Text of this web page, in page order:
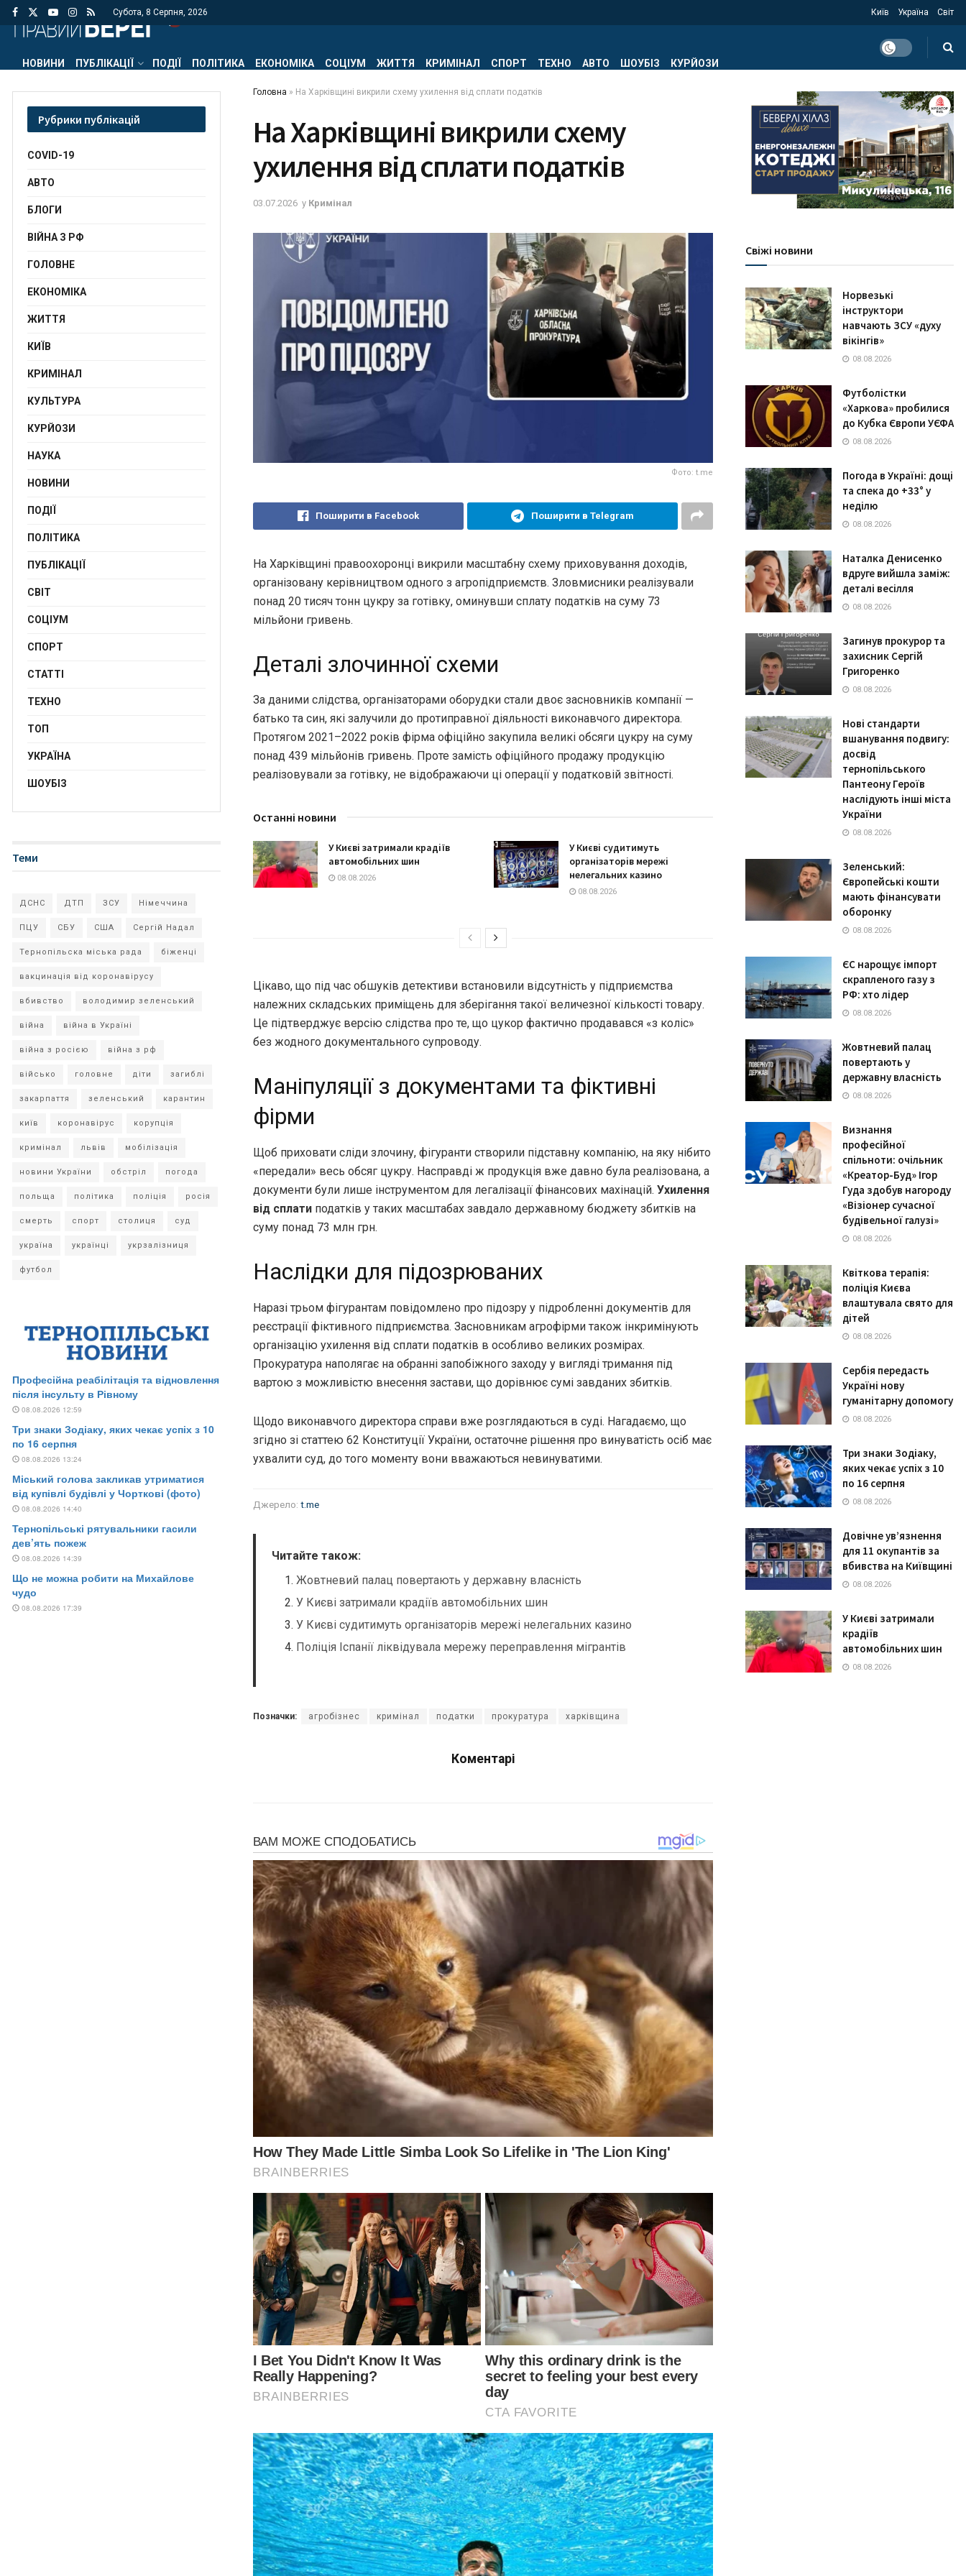
Субота, 8 Серпня, 2026 Київ Україна Світ
НОВИНИ ПУБЛІКАЦІЇ ПОДІЇ ПОЛІТИКА ЕКОНОМІКА СОЦІУМ ЖИТТЯ КРИМІНАЛ СПОРТ ТЕХНО АВТО ШОУБІЗ КУРЙОЗИ
Головна » На Харківщині викрили схему ухилення від сплати податків
На Харківщині викрили схему
ухилення від сплати податків
03.07.2026 у Кримінал
Фото: t.me
Поширити в Facebook Поширити в Telegram
На Харківщині правоохоронці викрили масштабну схему приховування доходів,
організовану керівництвом одного з агропідприємств. Зловмисники реалізували
понад 20 тисяч тонн цукру за готівку, оминувши сплату податків на суму 73
мільйони гривень.
Деталі злочинної схеми
За даними слідства, організаторами оборудки стали двоє засновників компанії —
батько та син, які залучили до протиправної діяльності виконавчого директора.
Протягом 2021–2022 років фірма офіційно закупила великі обсяги цукру на суму
понад 439 мільйонів гривень. Проте замість офіційного продажу продукцію
реалізовували за готівку, не відображаючи ці операції у податковій звітності.
Останні новини
У Києві затримали крадіїв
автомобільних шин
08.08.2026
У Києві судитимуть
організаторів мережі
нелегальних казино
08.08.2026
Цікаво, що під час обшуків детективи встановили відсутність у підприємства
належних складських приміщень для зберігання такої величезної кількості товару.
Це підтверджує версію слідства про те, що цукор фактично продавався «з коліс»
без жодного документального супроводу.
Маніпуляції з документами та фіктивні
фірми
Щоб приховати сліди злочину, фігуранти створили підставну компанію, на яку нібито
«передали» весь обсяг цукру. Насправді ж продукція вже давно була реалізована, а
документи були лише інструментом для легалізації фінансових махінацій. Ухилення
від сплати податків у таких масштабах завдало державному бюджету збитків на
суму понад 73 млн грн.
Наслідки для підозрюваних
Наразі трьом фігурантам повідомлено про підозру у підробленні документів для
реєстрації фіктивного підприємства. Засновникам агрофірми також інкримінують
організацію ухилення від сплати податків в особливо великих розмірах.
Прокуратура наполягає на обранні запобіжного заходу у вигляді тримання під
вартою з можливістю внесення застави, що дорівнює сумі завданих збитків.
Щодо виконавчого директора справи вже розглядаються в суді. Нагадаємо, що
згідно зі статтею 62 Конституції України, остаточне рішення про винуватість осіб має
ухвалити суд, до того моменту вони вважаються невинуватими.
Джерело: t.me
Читайте також:
Жовтневий палац повертають у державну власність
У Києві затримали крадіїв автомобільних шин
У Києві судитимуть організаторів мережі нелегальних казино
Поліція Іспанії ліквідувала мережу переправлення мігрантів
Позначки: агробізнес кримінал податки прокуратура харківщина
Коментарі
Рубрики публікацій
COVID-19
АВТО
БЛОГИ
ВІЙНА З РФ
ГОЛОВНЕ
ЕКОНОМІКА
ЖИТТЯ
КИЇВ
КРИМІНАЛ
КУЛЬТУРА
КУРЙОЗИ
НАУКА
НОВИНИ
ПОДІЇ
ПОЛІТИКА
ПУБЛІКАЦІЇ
СВІТ
СОЦІУМ
СПОРТ
СТАТТІ
ТЕХНО
ТОП
УКРАЇНА
ШОУБІЗ
Теми
ДСНС ДТП ЗСУ Німеччина
ПЦУ СБУ США Сергій Надал
Тернопільска міська рада біженці
вакцинація від коронавірусу
вбивство володимир зеленський
війна війна в Україні
війна з росією війна з рф
військо головне діти загиблі
закарпаття зеленський карантин
київ коронавірус корупція
кримінал львів мобілізація
новини України обстріл погода
польща політика поліція росія
смерть спорт столиця суд
україна українці укрзалізниця
футбол
Свіжі новини
Норвезькі
інструктори
навчають ЗСУ «духу
вікінгів»
08.08.2026
Футболістки
«Харкова» пробилися
до Кубка Європи УЄФА
08.08.2026
Погода в Україні: дощі
та спека до +33° у
неділю
08.08.2026
Наталка Денисенко
вдруге вийшла заміж:
деталі весілля
08.08.2026
Загинув прокурор та
захисник Сергій
Григоренко
08.08.2026
Нові стандарти
вшанування подвигу:
досвід
тернопільського
Пантеону Героїв
наслідують інші міста
України
08.08.2026
Зеленський:
Європейські кошти
мають фінансувати
оборонку
08.08.2026
ЄС нарощує імпорт
скрапленого газу з
РФ: хто лідер
08.08.2026
Жовтневий палац
повертають у
державну власність
08.08.2026
Визнання
професійної
спільноти: очільник
«Креатор-Буд» Ігор
Гуда здобув нагороду
«Візіонер сучасної
будівельної галузі»
08.08.2026
Квіткова терапія:
поліція Києва
влаштувала свято для
дітей
08.08.2026
Сербія передасть
Україні нову
гуманітарну допомогу
08.08.2026
Три знаки Зодіаку,
яких чекає успіх з 10
по 16 серпня
08.08.2026
Довічне ув’язнення
для 11 окупантів за
вбивства на Київщині
08.08.2026
У Києві затримали
крадіїв
автомобільних шин
08.08.2026